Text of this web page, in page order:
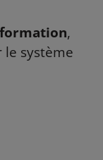
,
le système